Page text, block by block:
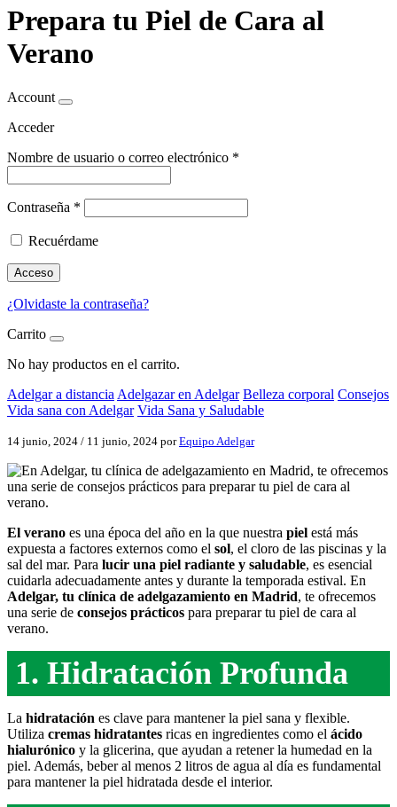
Prepara tu Piel de Cara al
Verano
Account
Acceder
Nombre de usuario o correo electrónico *
Contraseña *
Recuérdame
Acceso
¿Olvidaste la contraseña?
Carrito
No hay productos en el carrito.
Adelgar a distancia Adelgazar en Adelgar Belleza corporal Consejos
Vida sana con Adelgar Vida Sana y Saludable
14 junio, 2024 / 11 junio, 2024 porEquipo Adelgar
El verano es una época del año en la que nuestra piel está más
expuesta a factores externos como el sol, el cloro de las piscinas y la
sal del mar. Para lucir una piel radiante y saludable, es esencial
cuidarla adecuadamente antes y durante la temporada estival. En
Adelgar, tu clínica de adelgazamiento en Madrid, te ofrecemos
una serie de consejos prácticos para preparar tu piel de cara al
verano.
1. Hidratación Profunda
La hidratación es clave para mantener la piel sana y flexible.
Utiliza cremas hidratantes ricas en ingredientes como el ácido
hialurónico y la glicerina, que ayudan a retener la humedad en la
piel. Además, beber al menos 2 litros de agua al día es fundamental
para mantener la piel hidratada desde el interior.